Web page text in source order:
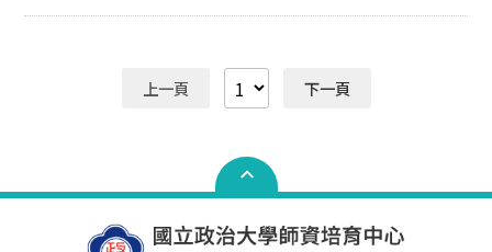
期一）17:00截止，逾期不予受理。 ►受理申請對象：符
合本校教育實習課程實施辦法之實習資格者 ►申請方式：
二份，一份為實習學校留存，一份須於截止日前繳回本中
心實習組（國防班一式三份，第三份請繳回外交系） 實習
學校須為全國教育實習資訊平臺上通過審核之學校，且位
於本校教育實習輔導區內（北一區：臺北市、新北市、基
上一頁 下一頁